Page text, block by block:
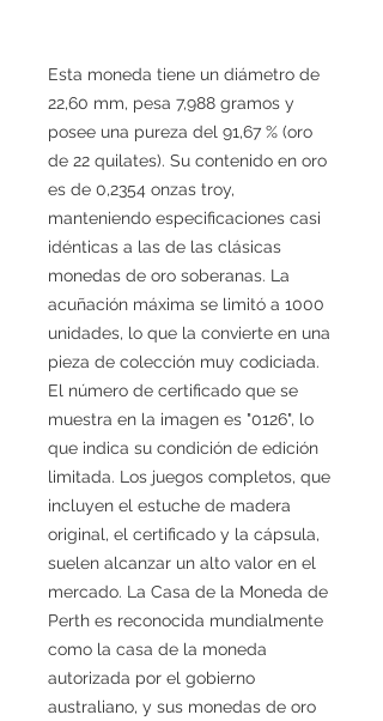
Esta moneda tiene un diámetro de
22,60 mm, pesa 7,988 gramos y
posee una pureza del 91,67 % (oro
de 22 quilates). Su contenido en oro
es de 0,2354 onzas troy,
manteniendo especificaciones casi
idénticas a las de las clásicas
monedas de oro soberanas. La
acuñación máxima se limitó a 1000
unidades, lo que la convierte en una
pieza de colección muy codiciada.
El número de certificado que se
muestra en la imagen es "0126", lo
que indica su condición de edición
limitada. Los juegos completos, que
incluyen el estuche de madera
original, el certificado y la cápsula,
suelen alcanzar un alto valor en el
mercado. La Casa de la Moneda de
Perth es reconocida mundialmente
como la casa de la moneda
autorizada por el gobierno
australiano, y sus monedas de oro